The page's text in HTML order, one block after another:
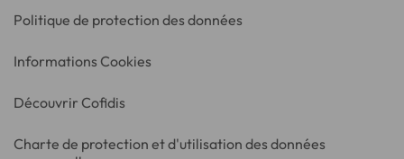
Politique de protection des données
Informations Cookies
Découvrir Cofidis
Charte de protection et d'utilisation des données